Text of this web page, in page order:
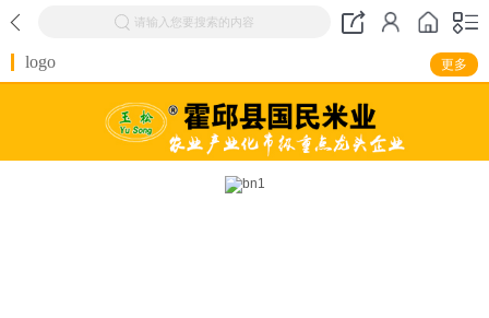
请输入您要搜索的内容
logo 更多